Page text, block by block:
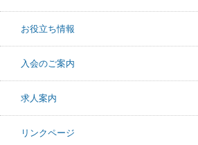
お役立ち情報
入会のご案内
求人案内
リンクページ